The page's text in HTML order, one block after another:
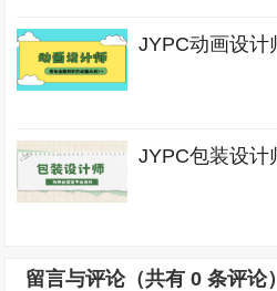
JYPC动画设计
JYPC包装设计
留言与评论（共有0 条评论）